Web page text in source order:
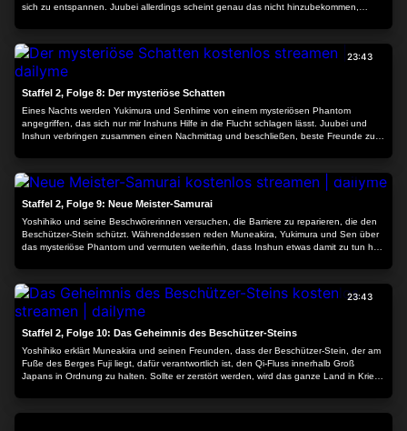
sich zu entspannen. Juubei allerdings scheint genau das nicht hinzubekommen,
Überfluss auch noch die Dark Samurai auftauchen, gelingt es Keiji mit letzter Kraft, sie
so lange aufzuhalten, bis Juubei sich in ihre ursprüngliche Gestalt zurückverwandelt
hat …
23:43
Staffel 2, Folge 8: Der mysteriöse Schatten
Eines Nachts werden Yukimura und Senhime von einem mysteriösen Phantom
angegriffen, das sich nur mir Inshuns Hilfe in die Flucht schlagen lässt. Juubei und
Inshun verbringen zusammen einen Nachmittag und beschließen, beste Freunde zu
Phantom attackiert, das Senhime als Geisel nimmt. Obwohl es erneut Inshun ist, die
das Phantom verjagt, werden Muneakira und die Mädchen misstrauisch …
Staffel 2, Folge 9: Neue Meister-Samurai
Yoshihiko und seine Beschwörerinnen versuchen, die Barriere zu reparieren, die den
Beschützer-Stein schützt. Währenddessen reden Muneakira, Yukimura und Sen über
das mysteriöse Phantom und vermuten weiterhin, dass Inshun etwas damit zu tun hat.
scheint die Situation ausweglos. Jetzt bleibt Muneakira nichts anderes übrig, als auch
Hanzou und Matabei zu küssen, um sie in Meister-Samurai zu verwandeln …
23:43
Staffel 2, Folge 10: Das Geheimnis des Beschützer-Steins
Yoshihiko erklärt Muneakira und seinen Freunden, dass der Beschützer-Stein, der am
Fuße des Berges Fuji liegt, dafür verantwortlich ist, den Qi-Fluss innerhalb Groß
Japans in Ordnung zu halten. Sollte er zerstört werden, wird das ganze Land in Krieg
der Zwischenzeit hat Yukimura herausgefunden, wie man eine Samurai Bride werden
kann. Denn nur mit Hilfe einer Samurai Bride können sie die Dark Samurai aufhalten